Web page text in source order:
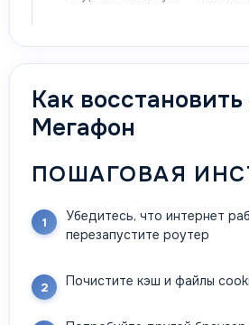
Как
Мегафон
ПОШАГОВАЯ
Убедитесь, что интернет
перезапустите роутер
Почистите кэш и файлы